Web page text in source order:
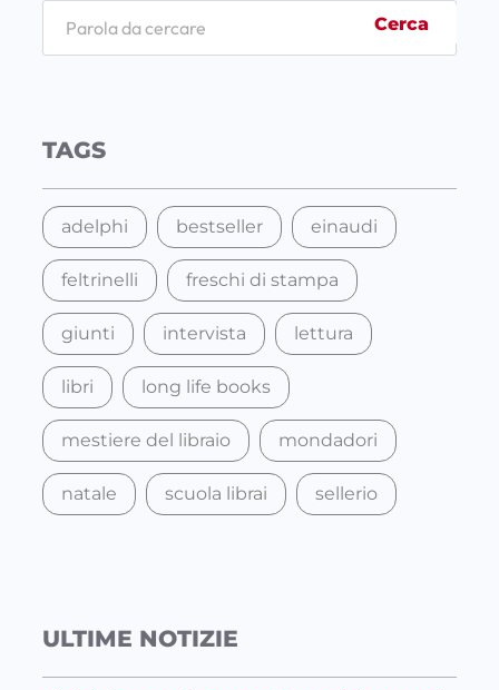
c
Cerca
TAGS
adelphi bestseller einaudi
feltrinelli freschi di stampa
giunti intervista lettura
libri long life books
mestiere del libraio mondadori
natale scuola librai sellerio
ULTIME NOTIZIE